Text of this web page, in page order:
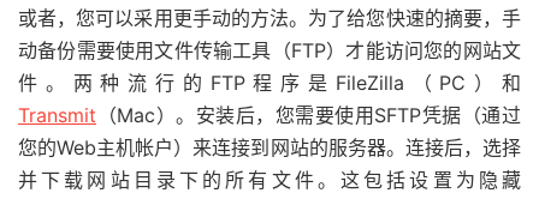
或者，您可以采用更手动的方法。为了给您快速的摘要，手
动备份需要使用文件传输工具（FTP）才能访问您的网站文
件。两种流行的FTP程序是FileZilla（PC）和
Transmit （Mac）。安装后，您需要使用SFTP凭据（通过
您的Web主机帐户）来连接到网站的服务器。连接后，选择
并下载网站目录下的所有文件。这包括设置为隐藏